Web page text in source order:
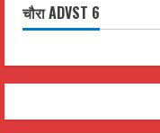
चौरा ADVST 6